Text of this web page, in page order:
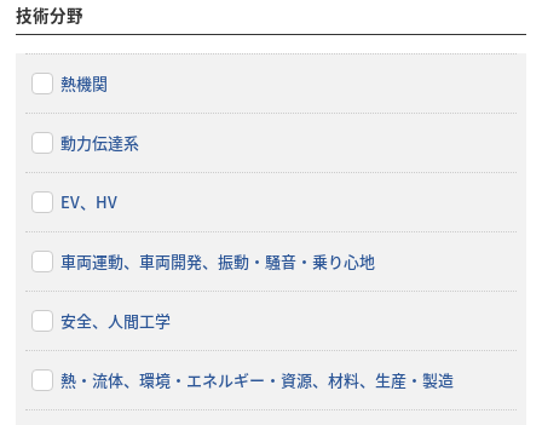
技術分野
熱機関
動力伝達系
EV、HV
車両運動、車両開発、振動・騒音・乗り心地
安全、人間工学
熱・流体、環境・エネルギー・資源、材料、生産・製造